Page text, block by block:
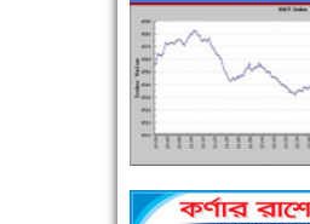
এক সপ্তাহে শনাক্ত